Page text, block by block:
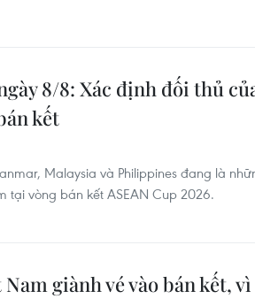
8/8: Xác định đối thủ
kết
Malaysia và Philippines đang là
tại vòng bán kết ASEAN Cup 2026.
giành vé vào bán kết,